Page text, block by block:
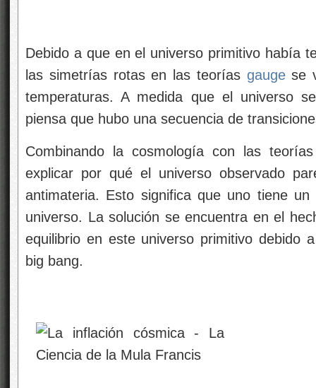
Debido a que en el universo primitivo había
las simetrías rotas en las teorías gaugese
temperaturas. A medida que el universo
piensa que hubo una secuencia de
Combinando la cosmología con las
explicar por qué el universo observado
antimateria. Esto significa que uno tiene
universo. La solución se encuentra en el
equilibrio en este universo primitivo debido
big bang.